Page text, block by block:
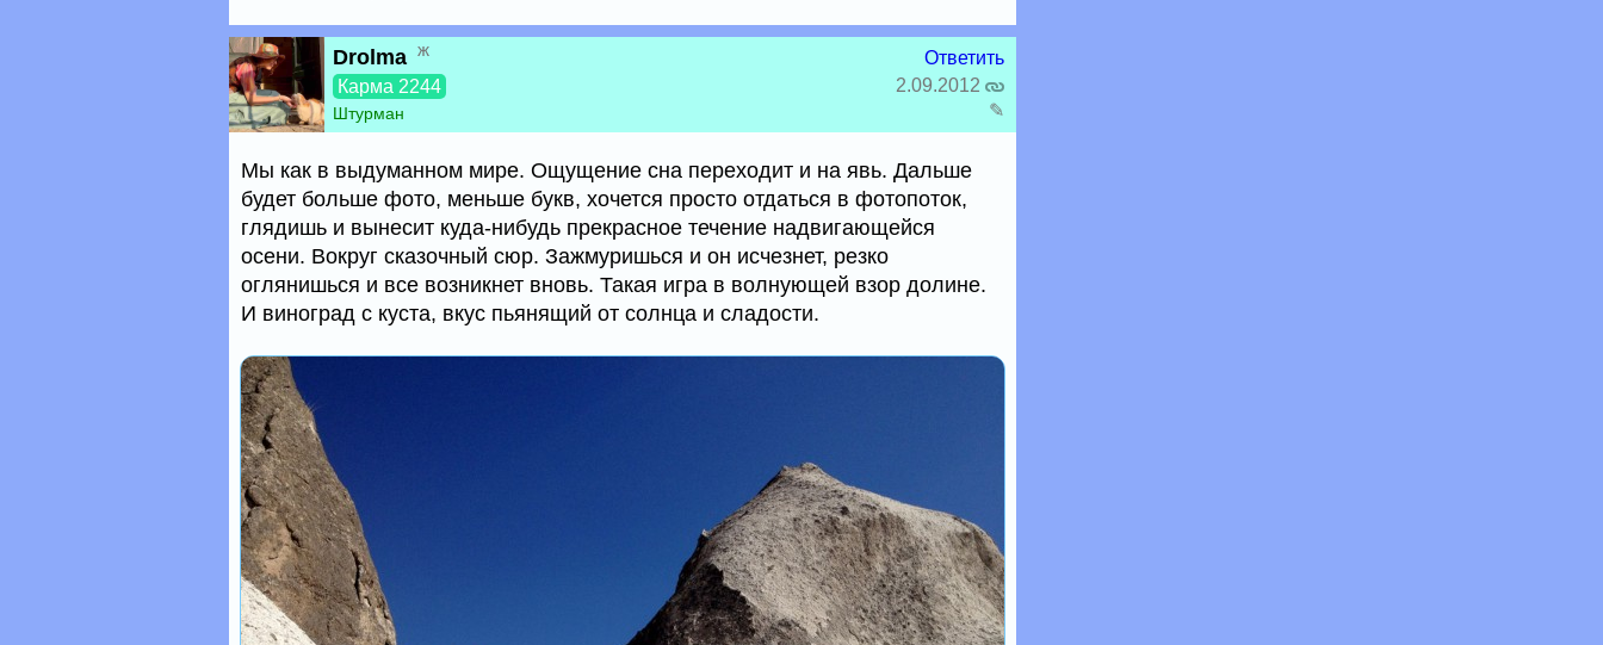
Drolma ж
Карма 2244
Штурман
Ответить
2.09.2012
✎
Мы как в выдуманном мире. Ощущение сна переходит и на явь. Дальше
будет больше фото, меньше букв, хочется просто отдаться в фотопоток,
глядишь и вынесит куда-нибудь прекрасное течение надвигающейся
осени. Вокруг сказочный сюр. Зажмуришься и он исчезнет, резко
оглянишься и все возникнет вновь. Такая игра в волнующей взор долине.
И виноград с куста, вкус пьянящий от солнца и сладости.